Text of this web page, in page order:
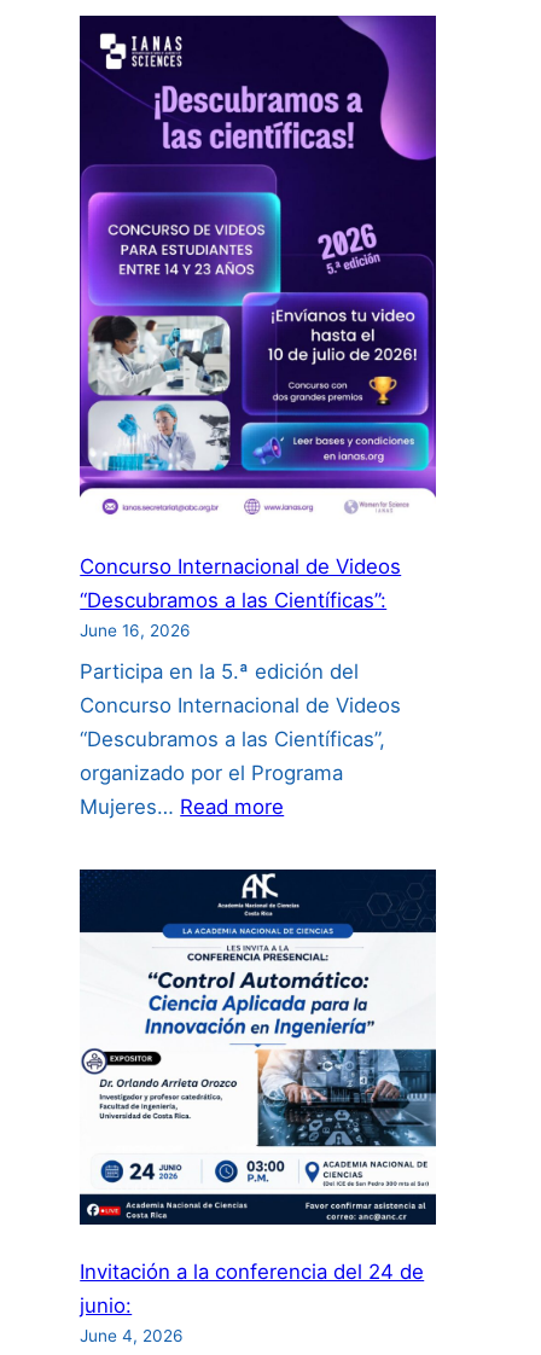
CIENTÍFICA
JOVEN
2026:
Concurso Internacional de Videos
“Descubramos a las Científicas”:
June 16, 2026
Participa en la 5.ª edición del
Concurso Internacional de Videos
“Descubramos a las Científicas”,
organizado por el Programa
Mujeres… Read more
Internacional
de
Videos
“Descubramos
a
las
Científicas”:
Invitación a la conferencia del 24 de
junio:
June 4, 2026